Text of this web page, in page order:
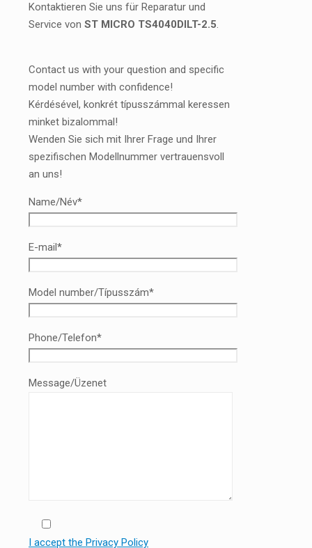
Kontaktieren Sie uns für Reparatur und
Service von ST MICRO TS4040DILT-2.5.
Contact us with your question and specific
model number with confidence!
Kérdésével, konkrét típusszámmal keressen
minket bizalommal!
Wenden Sie sich mit Ihrer Frage und Ihrer
spezifischen Modellnummer vertrauensvoll
an uns!
Name/Név*
E-mail*
Model number/Típusszám*
Phone/Telefon*
Message/Üzenet
I accept the Privacy Policy